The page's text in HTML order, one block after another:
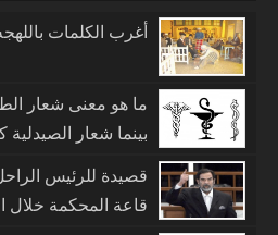
أغرب الكلمات
ما هو معنى شعار
بينما شعار
قصيدة للرئيس
قاعة المحكمة خلال